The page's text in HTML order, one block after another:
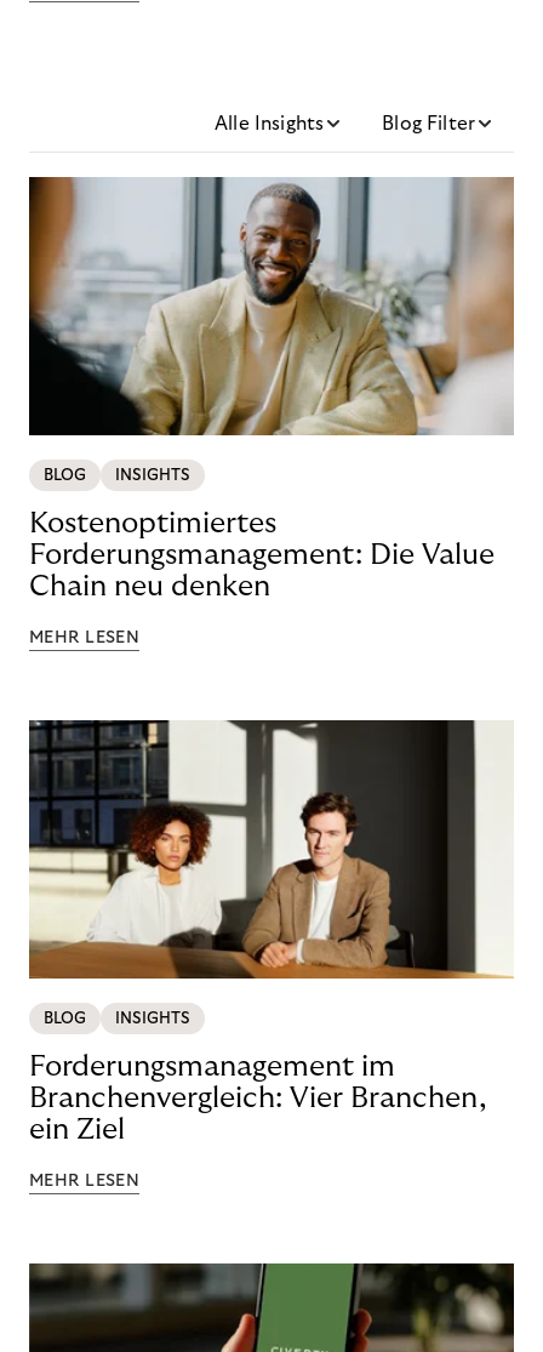
Alle Insights Blog Filter
BLOG INSIGHTS
Kostenoptimiertes
Forderungsmanagement: Die Value
Chain neu denken
MEHR LESEN
BLOG INSIGHTS
Forderungsmanagement im
Branchenvergleich: Vier Branchen,
ein Ziel
MEHR LESEN